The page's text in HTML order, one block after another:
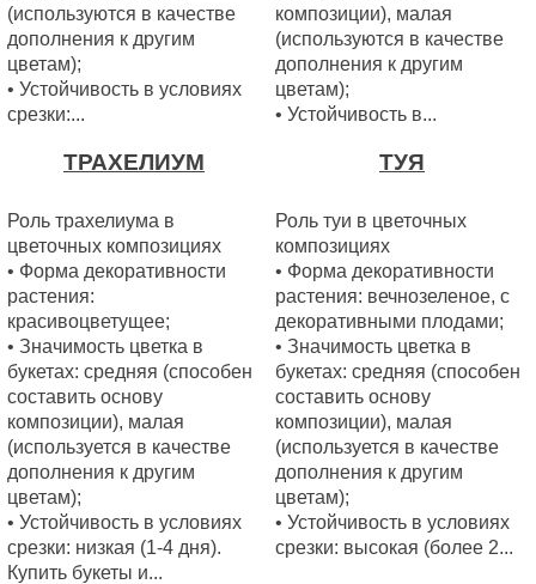
(используются в качестве
дополнения к другим
цветам);
• Устойчивость в условиях
срезки:...
композиции), малая
(используются в качестве
дополнения к другим
цветам);
• Устойчивость в...
ТРАХЕЛИУМ
Роль трахелиума в
цветочных композициях
• Форма декоративности
растения:
красивоцветущее;
• Значимость цветка в
букетах: средняя (способен
составить основу
композиции), малая
(используется в качестве
дополнения к другим
цветам);
• Устойчивость в условиях
срезки: низкая (1-4 дня).
Купить букеты и...
ТУЯ
Роль туи в цветочных
композициях
• Форма декоративности
растения: вечнозеленое, с
декоративными плодами;
• Значимость цветка в
букетах: средняя (способен
составить основу
композиции), малая
(используется в качестве
дополнения к другим
цветам);
• Устойчивость в условиях
срезки: высокая (более 2...